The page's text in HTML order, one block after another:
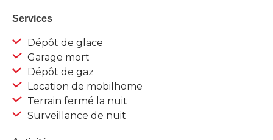
Services
Dépôt de glace
Garage mort
Dépôt de gaz
Location de mobilhome
Terrain fermé la nuit
Surveillance de nuit